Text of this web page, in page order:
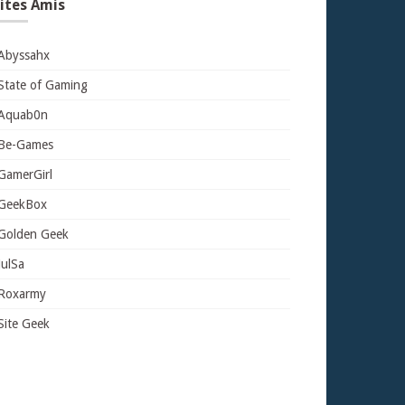
Amis
of Gaming
Games
Geek
Geek